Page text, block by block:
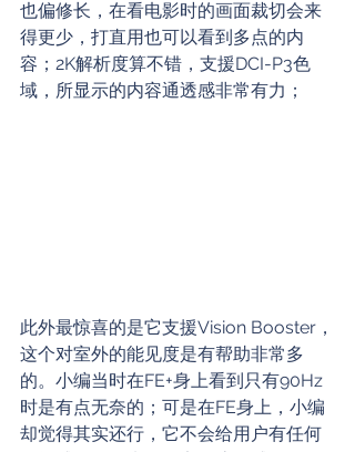
也偏修长，在看电影时的画面裁切会来
得更少，打直用也可以看到多点的内
容；2K解析度算不错，支援DCI-P3色
域，所显示的内容通透感非常有力；
此外最惊喜的是它支援Vision Booster，
这个对室外的能见度是有帮助非常多
的。小编当时在FE+身上看到只有90Hz
时是有点无奈的；可是在FE身上，小编
却觉得其实还行，它不会给用户有任何